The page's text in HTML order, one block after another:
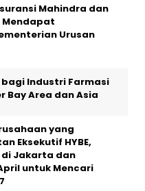
Mahindra dan
Mendapat
Urusan
bagi Industri Farmasi
Bay Area dan Asia
yang
Eksekutif HYBE,
di Jakarta dan
untuk Mencari